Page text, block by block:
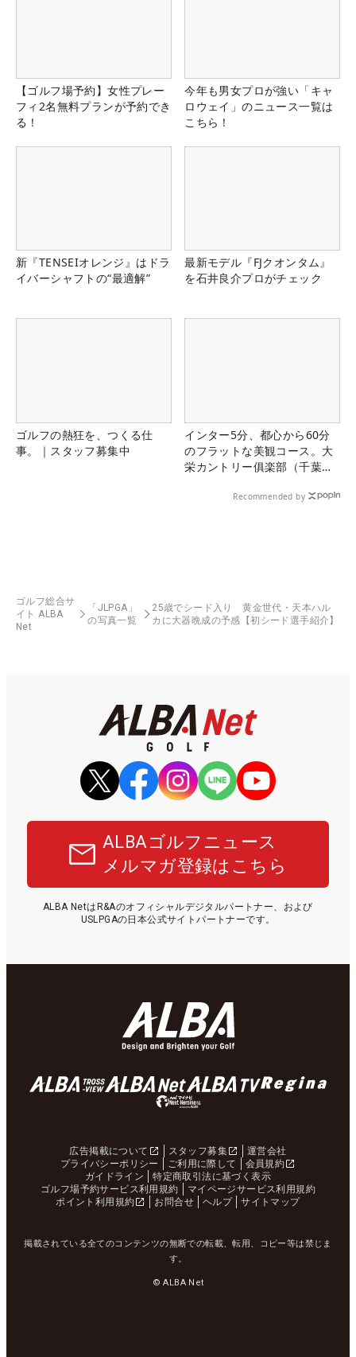
【ゴルフ場予約】女性プレー
フィ2名無料プランが予約でき
る！
今年も男女プロが強い「キャ
ロウェイ」のニュース一覧は
こちら！
新『TENSEIオレンジ』はドラ
イバーシャフトの“最適解”
最新モデル『FJクオンタム』
を石井良介プロがチェック
ゴルフの熱狂を、つくる仕
事。｜スタッフ募集中
インター5分、都心から60分
のフラットな美観コース。大
栄カントリー俱楽部（千葉
Recommended by
ゴルフ総合サ
イト ALBA
Net
「JLPGA」
の写真一覧
25歳でシード入り 黄金世代・天本ハル
カに大器晩成の予感【初シード選手紹介】
ALBAゴルフニュース
メルマガ登録はこちら
ALBA NetはR&Aのオフィシャルデジタルパートナー、および
USLPGAの日本公式サイトパートナーです。
広告掲載について スタッフ募集
運営会社
プライバシーポリシー
ご利用に際して
会員規約
ガイドライン
特定商取引法に基づく表示
ゴルフ場予約サービス利用規約
マイページサービス利用規約
ポイント利用規約
お問合せ ヘルプ サイトマップ
掲載されている全てのコンテンツの無断での転載、転用、コピー等は禁じま
す。
© ALBA Net